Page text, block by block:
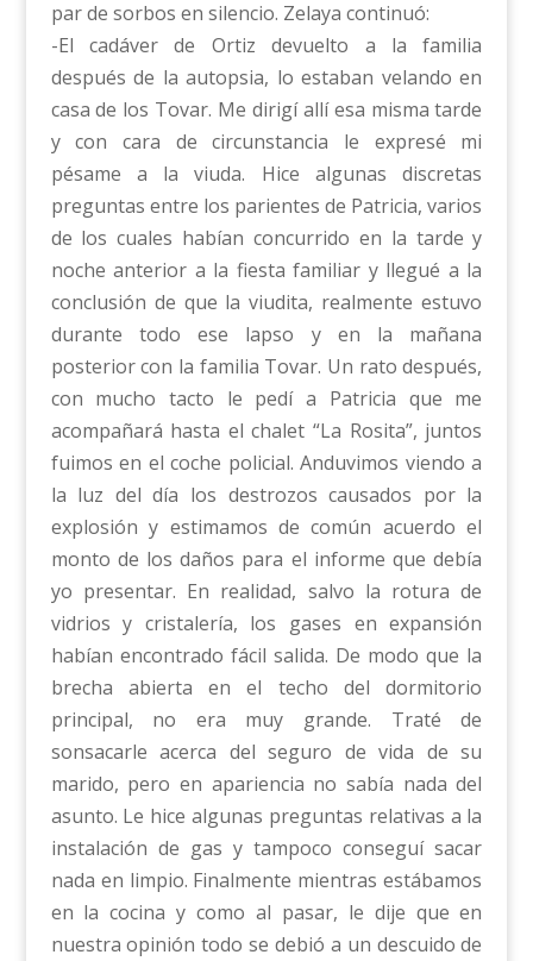
par de sorbos en silencio. Zelaya continuó:
-El cadáver de Ortiz devuelto a la familia
después de la autopsia, lo estaban velando en
casa de los Tovar. Me dirigí allí esa misma tarde
y con cara de circunstancia le expresé mi
pésame a la viuda. Hice algunas discretas
preguntas entre los parientes de Patricia, varios
de los cuales habían concurrido en la tarde y
noche anterior a la fiesta familiar y llegué a la
conclusión de que la viudita, realmente estuvo
durante todo ese lapso y en la mañana
posterior con la familia Tovar. Un rato después,
con mucho tacto le pedí a Patricia que me
acompañará hasta el chalet “La Rosita”, juntos
fuimos en el coche policial. Anduvimos viendo a
la luz del día los destrozos causados por la
explosión y estimamos de común acuerdo el
monto de los daños para el informe que debía
yo presentar. En realidad, salvo la rotura de
vidrios y cristalería, los gases en expansión
habían encontrado fácil salida. De modo que la
brecha abierta en el techo del dormitorio
principal, no era muy grande. Traté de
sonsacarle acerca del seguro de vida de su
marido, pero en apariencia no sabía nada del
asunto. Le hice algunas preguntas relativas a la
instalación de gas y tampoco conseguí sacar
nada en limpio. Finalmente mientras estábamos
en la cocina y como al pasar, le dije que en
nuestra opinión todo se debió a un descuido de